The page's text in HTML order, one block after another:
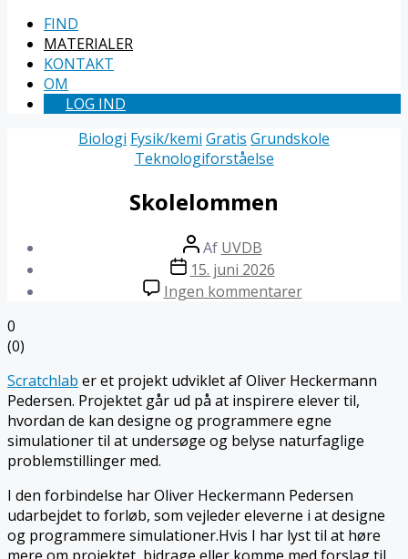
FIND
MATERIALER
KONTAKT
OM
LOG IND
Kategorier
Biologi Fysik/kemi Gratis Grundskole
Teknologiforståelse
Skolelommen
Indlægsforfatter
Af UVDB
Indlægsdato
15. juni 2026
Ingen kommentarertil
0
(0)
Scratchlab er et projekt udviklet af Oliver Heckermann
Pedersen. Projektet går ud på at inspirere elever til,
hvordan de kan designe og programmere egne
simulationer til at undersøge og belyse naturfaglige
problemstillinger med.
I den forbindelse har Oliver Heckermann Pedersen
udarbejdet to forløb, som vejleder eleverne i at designe
og programmere simulationer.Hvis I har lyst til at høre